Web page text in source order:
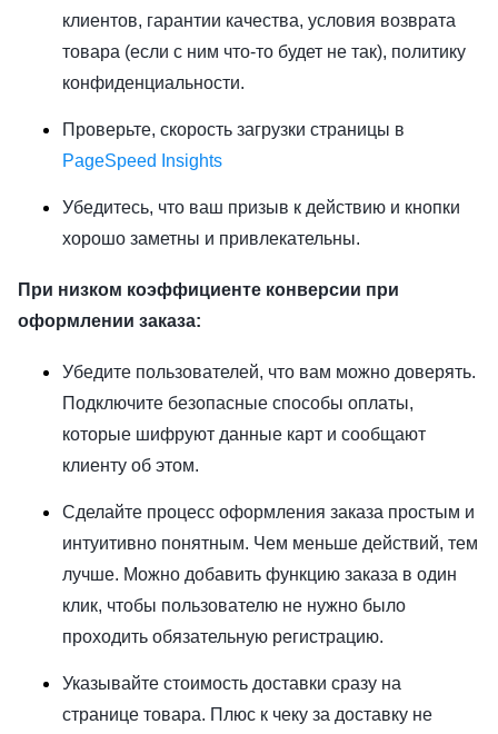
клиентов, гарантии качества, условия возврата
товара (если с ним что-то будет не так), политику
конфиденциальности.
Проверьте, скорость загрузки страницы в
PageSpeed Insights
Убедитесь, что ваш призыв к действию и кнопки
хорошо заметны и привлекательны.
При низком коэффициенте конверсии при
оформлении заказа:
Убедите пользователей, что вам можно доверять.
Подключите безопасные способы оплаты,
которые шифруют данные карт и сообщают
клиенту об этом.
Сделайте процесс оформления заказа простым и
интуитивно понятным. Чем меньше действий, тем
лучше. Можно добавить функцию заказа в один
клик, чтобы пользователю не нужно было
проходить обязательную регистрацию.
Указывайте стоимость доставки сразу на
странице товара. Плюс к чеку за доставку не